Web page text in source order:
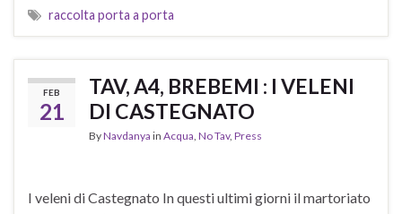
raccolta porta a porta
FEB
21
TAV, A4, BREBEMI : I VELENI
DI CASTEGNATO
ByNavdanya in Acqua No Tav, Press
I veleni di Castegnato In questi ultimi giorni il martoriato